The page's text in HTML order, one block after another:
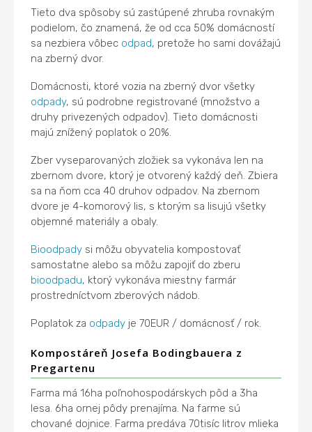
Tieto dva spôsoby sú zastúpené zhruba rovnakým
podielom, čo znamená, že od cca 50% domácností
sa nezbiera vôbec odpad, pretože ho sami dovážajú
na zberný dvor.
Domácnosti, ktoré vozia na zberný dvor všetky
odpady, sú podrobne registrované (množstvo a
druhy privezených odpadov). Tieto domácnosti
majú znížený poplatok o 20%.
Zber vyseparovaných zložiek sa vykonáva len na
zbernom dvore, ktorý je otvorený každý deň. Zbiera
sa na ňom cca 40 druhov odpadov. Na zbernom
dvore je 4-komorový lis, s ktorým sa lisujú všetky
objemné materiály a obaly.
Bioodpady si môžu obyvatelia kompostovať
samostatne alebo sa môžu zapojiť do zberu
bioodpadu, ktorý vykonáva miestny farmár
prostredníctvom zberových nádob.
Poplatok za odpady je 70EUR / domácnosť / rok.
Kompostáreň Josefa Bodingbauera z
Pregartenu
Farma má 16ha poľnohospodárskych pôd a 3ha
lesa. 6ha ornej pôdy prenajíma. Na farme sú
chované dojnice. Farma predáva 70tisíc litrov mlieka